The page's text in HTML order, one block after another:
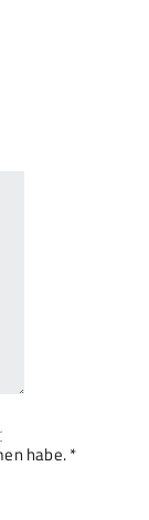
habe. *